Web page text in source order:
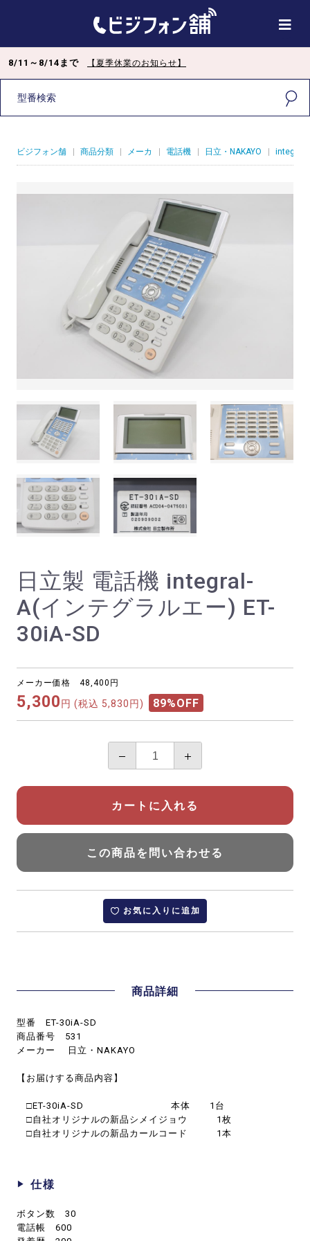
8/11～8/14まで 【夏季休業のお知らせ】
ビジフォン舗 商品分類 メーカ 電話機 日立・NAKAYO integral-
日立製 電話機 integral-
A(インテグラルエー) ET-
30iA-SD
メーカー価格 48,400円
5,300 円 (税込 5,830円) 89%OFF
カートに入れる
この商品を問い合わせる
お気に入りに追加
商品詳細
型番 ET-30iA-SD
商品番号 531
メーカー 日立・NAKAYO
【お届けする商品内容】
□ET-30iA-SD 本体 1台
□自社オリジナルの新品シメイジョウ 1枚
□自社オリジナルの新品カールコード 1本
仕様
ボタン数 30
電話帳 600